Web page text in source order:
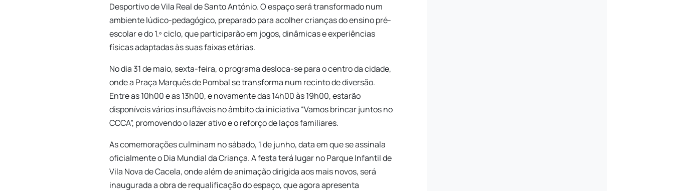
Desportivo de Vila Real de Santo António. O espaço será transformado num
ambiente lúdico-pedagógico, preparado para acolher crianças do ensino pré-
escolar e do 1.º ciclo, que participarão em jogos, dinâmicas e experiências
físicas adaptadas às suas faixas etárias.
No dia 31 de maio, sexta-feira, o programa desloca-se para o centro da cidade,
onde a Praça Marquês de Pombal se transforma num recinto de diversão.
Entre as 10h00 e as 13h00, e novamente das 14h00 às 19h00, estarão
disponíveis vários insufláveis no âmbito da iniciativa “Vamos brincar juntos no
CCCA”, promovendo o lazer ativo e o reforço de laços familiares.
As comemorações culminam no sábado, 1 de junho, data em que se assinala
oficialmente o Dia Mundial da Criança. A festa terá lugar no Parque Infantil de
Vila Nova de Cacela, onde além de animação dirigida aos mais novos, será
inaugurada a obra de requalificação do espaço, que agora apresenta